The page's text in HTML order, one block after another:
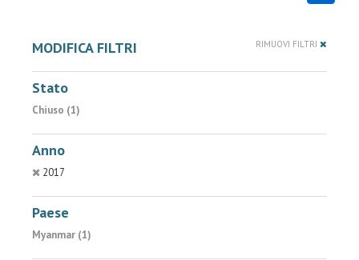
MODIFICA FILTRI RIMUOVI FILTRI
Stato
Chiuso (1)
Anno
2017
Paese
Myanmar (1)